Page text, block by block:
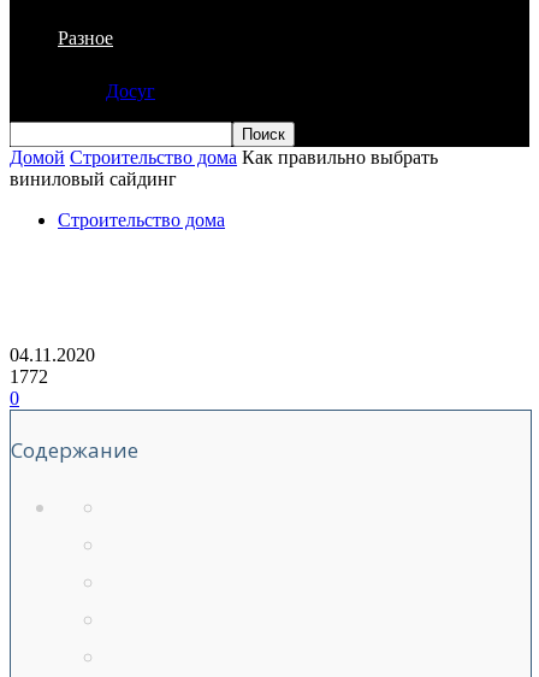
Разное
Досуг
Домой Строительство дома Как правильно выбрать
виниловый сайдинг
Строительство дома
04.11.2020
1772
0
Содержание